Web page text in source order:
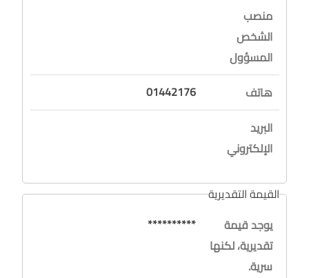
منصب
الشخص
المسؤول
هاتف
01442176
البريد
الإلكتروني
القيمة التقديرية
يوجد قيمة
تقديرية، لكنها
سرية.
**********